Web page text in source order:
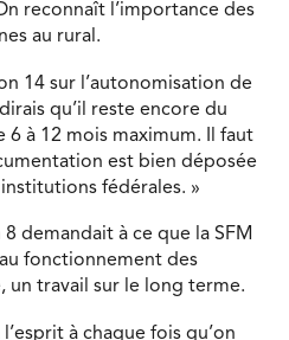
reconnaît l’importance des
au rural.
14 sur l’autonomisation de
qu’il reste encore du
à 12 mois maximum. Il faut
est bien déposée
fédérales. »
demandait à ce que la SFM
fonctionnement des
un travail sur le long terme.
à chaque fois qu’on